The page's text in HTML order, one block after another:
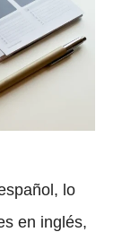
lo
en inglés,